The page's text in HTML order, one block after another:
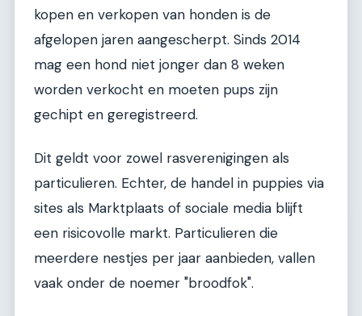
kopen en verkopen van honden is de
afgelopen jaren aangescherpt. Sinds 2014
mag een hond niet jonger dan 8 weken
worden verkocht en moeten pups zijn
gechipt en geregistreerd.
Dit geldt voor zowel rasverenigingen als
particulieren. Echter, de handel in puppies via
sites als Marktplaats of sociale media blijft
een risicovolle markt. Particulieren die
meerdere nestjes per jaar aanbieden, vallen
vaak onder de noemer "broodfok".